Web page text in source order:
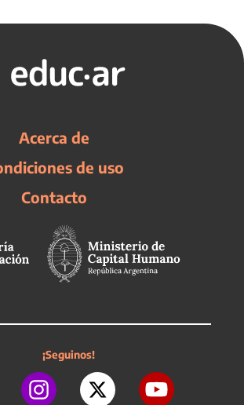
Acerca de
de uso
Contacto
¡Seguinos!